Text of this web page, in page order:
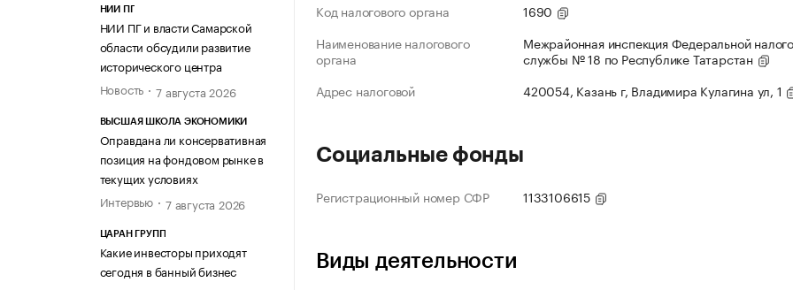
НИИ ПГ
НИИ ПГ и власти Самарской
области обсудили развитие
исторического центра
Новость
7 августа 2026
ВЫСШАЯ ШКОЛА ЭКОНОМИКИ
Оправдана ли консервативная
позиция на фондовом рынке в
текущих условиях
Интервью
7 августа 2026
ЦАРАН ГРУПП
Какие инвесторы приходят
сегодня в банный бизнес
Код налогового органа
1690
Наименование налогового
органа
Межрайонная инспекция Федеральной
службы № 18 по Республике Татарстан
Адрес налоговой
420054, Казань г, Владимира Кулагина ул, 1
Социальные фонды
Регистрационный номер СФР 1133106615
Виды деятельности